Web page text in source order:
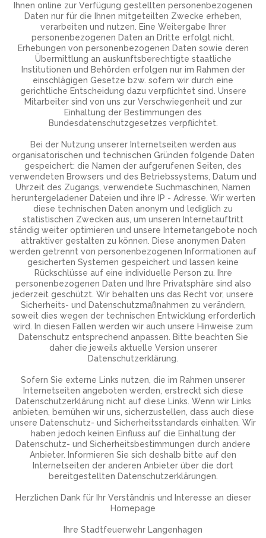
Ihnen online zur Verfügung gestellten personenbezogenen
Daten nur für die Ihnen mitgeteilten Zwecke erheben,
verarbeiten und nutzen. Eine Weitergabe Ihrer
personenbezogenen Daten an Dritte erfolgt nicht.
Erhebungen von personenbezogenen Daten sowie deren
Übermittlung an auskunftsberechtigte staatliche
Institutionen und Behörden erfolgen nur im Rahmen der
einschlägigen Gesetze bzw. sofern wir durch eine
gerichtliche Entscheidung dazu verpflichtet sind. Unsere
Mitarbeiter sind von uns zur Verschwiegenheit und zur
Einhaltung der Bestimmungen des
Bundesdatenschutzgesetzes verpflichtet.
Bei der Nutzung unserer Internetseiten werden aus
organisatorischen und technischen Gründen folgende Daten
gespeichert: die Namen der aufgerufenen Seiten, des
verwendeten Browsers und des Betriebssystems, Datum und
Uhrzeit des Zugangs, verwendete Suchmaschinen, Namen
heruntergeladener Dateien und ihre IP - Adresse. Wir werten
diese technischen Daten anonym und lediglich zu
statistischen Zwecken aus, um unseren Internetauftritt
ständig weiter optimieren und unsere Internetangebote noch
attraktiver gestalten zu können. Diese anonymen Daten
werden getrennt von personenbezogenen Informationen auf
gesicherten Systemen gespeichert und lassen keine
Rückschlüsse auf eine individuelle Person zu. Ihre
personenbezogenen Daten und Ihre Privatsphäre sind also
jederzeit geschützt. Wir behalten uns das Recht vor, unsere
Sicherheits- und Datenschutzmaßnahmen zu verändern,
soweit dies wegen der technischen Entwicklung erforderlich
wird. In diesen Fallen werden wir auch unsere Hinweise zum
Datenschutz entsprechend anpassen. Bitte beachten Sie
daher die jeweils aktuelle Version unserer
Datenschutzerklärung.
Sofern Sie externe Links nutzen, die im Rahmen unserer
Internetseiten angeboten werden, erstreckt sich diese
Datenschutzerklärung nicht auf diese Links. Wenn wir Links
anbieten, bemühen wir uns, sicherzustellen, dass auch diese
unsere Datenschutz- und Sicherheitsstandards einhalten. Wir
haben jedoch keinen Einfluss auf die Einhaltung der
Datenschutz- und Sicherheitsbestimmungen durch andere
Anbieter. Informieren Sie sich deshalb bitte auf den
Internetseiten der anderen Anbieter über die dort
bereitgestellten Datenschutzerklärungen.
Herzlichen Dank für Ihr Verständnis und Interesse an dieser
Homepage
Ihre Stadtfeuerwehr Langenhagen